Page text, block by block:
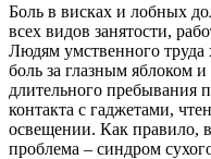
Боль в висках и лобных
всех видов занятости,
Людям умственного
боль за глазным яблоком
длительного пребывания
контакта с гаджетами,
освещении. Как правило, в
проблема – синдром